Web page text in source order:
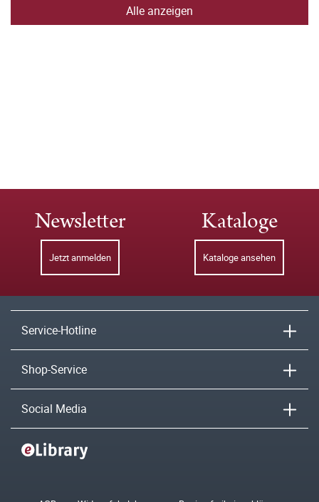
Alle anzeigen
Newsletter
Jetzt anmelden
Kataloge
Kataloge ansehen
Service-Hotline
Shop-Service
Social Media